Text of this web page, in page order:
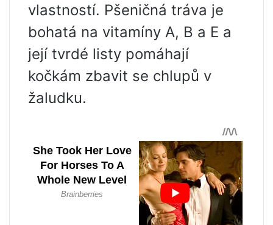
vlastností. Pšeničná tráva je
bohatá na vitamíny A, B a E a
její tvrdé listy pomáhají
kočkám zbavit se chlupů v
žaludku.